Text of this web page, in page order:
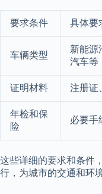
要求条件 具体要
车辆类型
新能源
汽车等
证明材料 注册证
年检和保
险
必要手
这些详细的要求和条件
行，为城市的交通和环